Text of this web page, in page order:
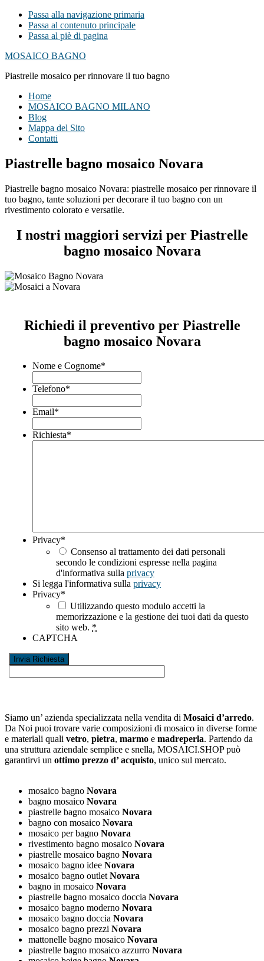
Passa alla navigazione primaria
Passa al contenuto principale
Passa al piè di pagina
MOSAICO BAGNO
Piastrelle mosaico per rinnovare il tuo bagno
Home
MOSAICO BAGNO MILANO
Blog
Mappa del Sito
Contatti
Piastrelle bagno mosaico Novara
Piastrelle bagno mosaico Novara: piastrelle mosaico per rinnovare il
tuo bagno, tante soluzioni per decorare il tuo bagno con un
rivestimento colorato e versatile.
I nostri maggiori servizi per Piastrelle
bagno mosaico Novara
Richiedi il preventivo per Piastrelle
bagno mosaico Novara
Nome e Cognome*
Telefono*
Email*
Richiesta*
Privacy*
Consenso al trattamento dei dati personali
secondo le condizioni espresse nella pagina
d'informativa sulla privacy
Si legga l'informativa sulla privacy
Privacy*
Utilizzando questo modulo accetti la
memorizzazione e la gestione dei tuoi dati da questo
sito web. *
CAPTCHA
Siamo un’ azienda specializzata nella vendita di Mosaici d’arredo.
Da Noi puoi trovare varie composizioni di mosaico in diverse forme
e materiali quali vetro, pietra, marmo e madreperla. Partendo da
una struttura aziendale semplice e snella, MOSAICI.SHOP può
garantirvi un ottimo prezzo d’ acquisto, unico sul mercato.
mosaico bagno Novara
bagno mosaico Novara
piastrelle bagno mosaico Novara
bagno con mosaico Novara
mosaico per bagno Novara
rivestimento bagno mosaico Novara
piastrelle mosaico bagno Novara
mosaico bagno idee Novara
mosaico bagno outletNovara
bagno in mosaico Novara
piastrelle bagno mosaico doccia Novara
mosaico bagno moderno Novara
mosaico bagno doccia Novara
mosaico bagno prezzi Novara
mattonelle bagno mosaico Novara
piastrelle bagno mosaico azzurro Novara